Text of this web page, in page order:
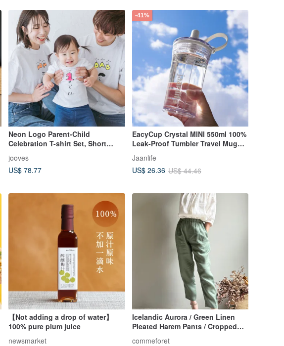
Neon Logo Parent-Child
Celebration T-shirt Set, Short
Birthday, or Birthday
jooves
US$ 78.77
-41%
EacyCup Crystal MINI 550ml 100%
Leak-Proof Tumbler Travel Mug
Jaanlife
US$ 26.36 US$ 44.46
【Not adding a drop of water】
100% pure plum juice
newsmarket
Icelandic Aurora / Green Linen
Pleated Harem Pants / Cropped
Trousers 100% Linen
commeforet